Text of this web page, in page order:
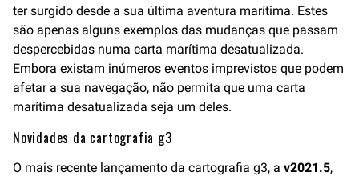
ter surgido desde a sua última aventura marítima. Estes
são apenas alguns exemplos das mudanças que passam
despercebidas numa carta marítima desatualizada.
Embora existam inúmeros eventos imprevistos que podem
afetar a sua navegação, não permita que uma carta
marítima desatualizada seja um deles.
Novidades da cartografia g3
O mais recente lançamento da cartografia g3, a v2021.5,